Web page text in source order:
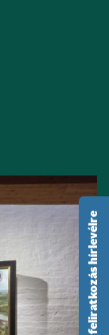
feliratkozás hírlevélre